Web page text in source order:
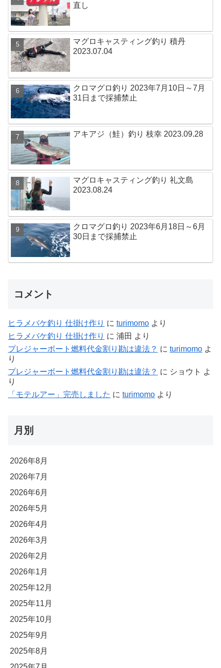
直し
マグロキャスティング釣り 積丹
2023.07.04
クロマグロ釣り 2023年7月10日～7月
31日まで採捕禁止
アキアジ（鮭）釣り 枝幸 2023.09.28
マグロキャスティング釣り 礼文島
2023.08.24
クロマグロ釣り 2023年6月18日～6月
30日まで採捕禁止
コメント
ヒラメバケ釣り 仕掛け作り に turimomo より
ヒラメバケ釣り 仕掛け作り に 浦田 より
プレジャーボート燃料代金割り勘は違法？ に turimomo よ
り
プレジャーボート燃料代金割り勘は違法？ に ショウト よ
り
「モテルアー」完売しました に turimomo より
月別
2026年8月
2026年7月
2026年6月
2026年5月
2026年4月
2026年3月
2026年2月
2026年1月
2025年12月
2025年11月
2025年10月
2025年9月
2025年8月